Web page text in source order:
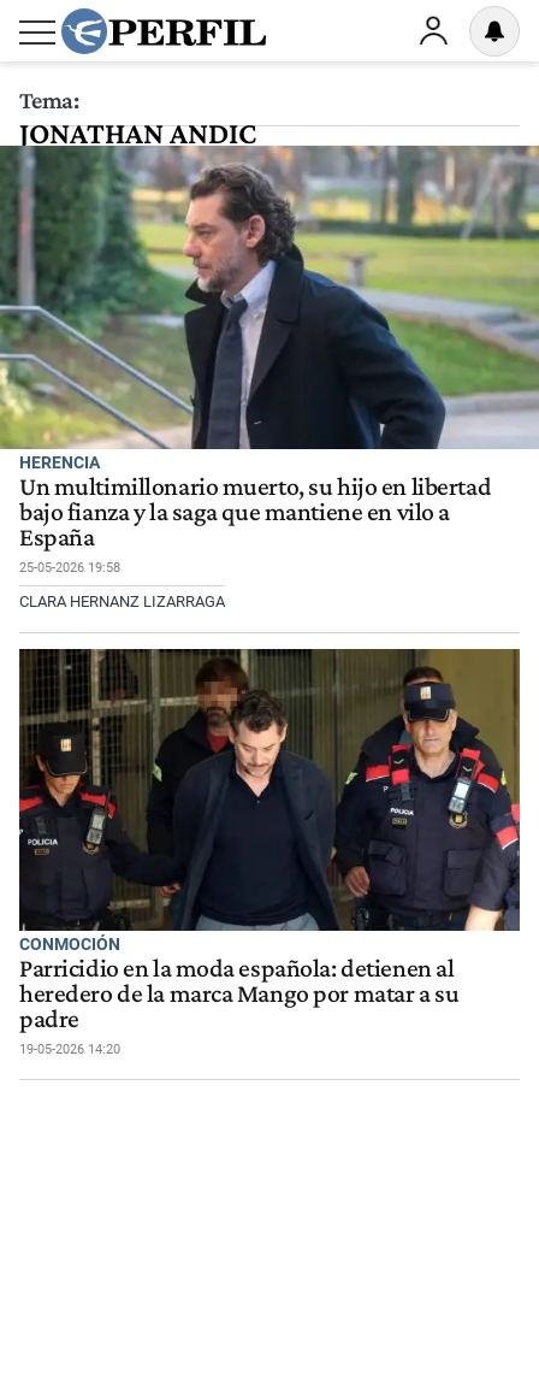
Tema:
JONATHAN ANDIC
HERENCIA
Un multimillonario muerto, su hijo en libertad
bajo fianza y la saga que mantiene en vilo a
España
25-05-2026 19:58
CLARA HERNANZ LIZARRAGA
CONMOCIÓN
Parricidio en la moda española: detienen al
heredero de la marca Mango por matar a su
padre
19-05-2026 14:20